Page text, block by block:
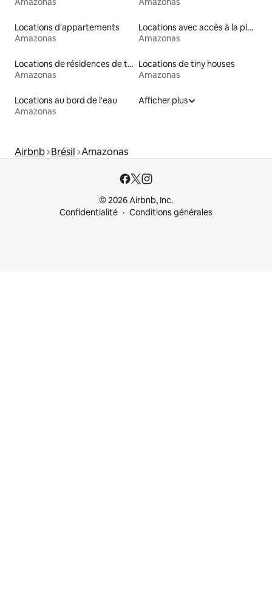
Locations d'appartements
Amazonas
Locations avec accès à la plage
Amazonas
Locations de résidences de tourisme
Amazonas
Locations de tiny houses
Amazonas
Locations au bord de l'eau
Amazonas
Afficher plus
Airbnb Brésil Amazonas
© 2026 Airbnb, Inc.
Confidentialité
Conditions générales